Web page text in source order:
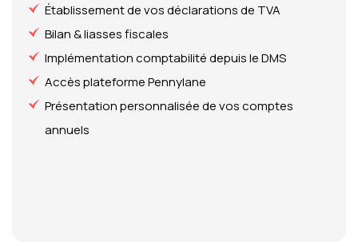
Établissement de vos déclarations de TVA
Bilan & liasses fiscales
Implémentation comptabilité depuis le DMS
Accès plateforme Pennylane
Présentation personnalisée de vos comptes
annuels